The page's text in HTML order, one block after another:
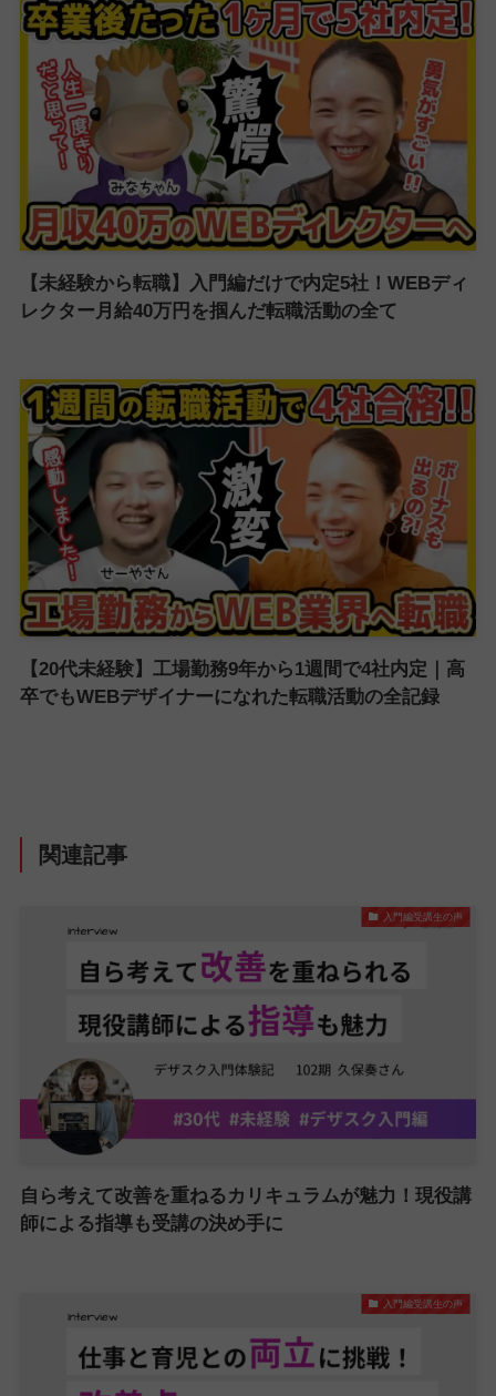
【未経験から転職】入門編だけで内定5社！WEBディ
レクター月給40万円を掴んだ転職活動の全て
【20代未経験】工場勤務9年から1週間で4社内定｜高
卒でもWEBデザイナーになれた転職活動の全記録
関連記事
入門編受講生の声
自ら考えて改善を重ねるカリキュラムが魅力！現役講
師による指導も受講の決め手に
入門編受講生の声